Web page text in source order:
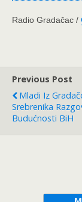
Radio Gradačac /
Previous Post
Mladi Iz
Srebrenika
Budućnosti BiH